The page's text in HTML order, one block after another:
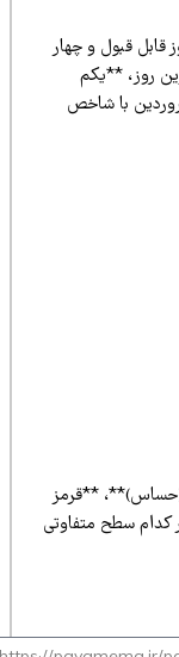
روز پاک، ۲۵ روز قابل قبول و چهار
**یکم
روز، **۶ فروردین با شاخص
**قرمز
سطح متفاوتی